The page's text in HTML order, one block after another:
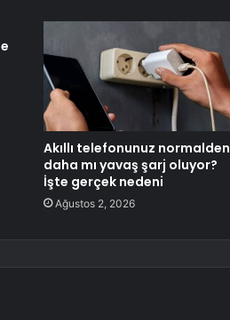
Akıllı telefonunuz normalden
daha mı yavaş şarj oluyor?
İşte gerçek nedeni
Ağustos 2, 2026